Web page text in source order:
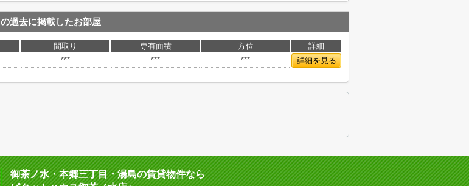
の過去に掲載したお部屋
間取り 専有面積 方位
詳細
*** *** *** 詳細を見る
御茶ノ水・本郷三丁目・湯島の賃貸物件なら